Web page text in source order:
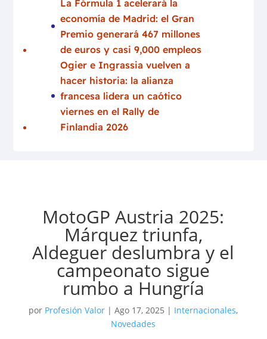
La Fórmula 1 acelerará la
economía de Madrid: el Gran
Premio generará 467 millones
de euros y casi 9,000 empleos
Ogier e Ingrassia vuelven a
hacer historia: la alianza
francesa lidera un caótico
viernes en el Rally de
Finlandia 2026
MotoGP Austria 2025:
Márquez triunfa,
Aldeguer deslumbra y el
campeonato sigue
rumbo a Hungría
por Profesión Valor |Ago 17, 2025 | Internacionales,
Novedades